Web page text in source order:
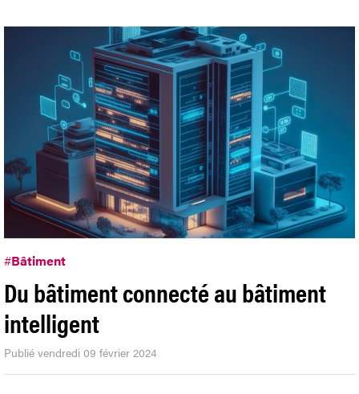
#Bâtiment
Du bâtiment connecté au bâtiment
intelligent
Publié vendredi 09 février 2024